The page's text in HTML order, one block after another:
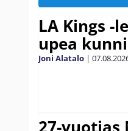
LA Kings -
upea
Joni Alatalo |